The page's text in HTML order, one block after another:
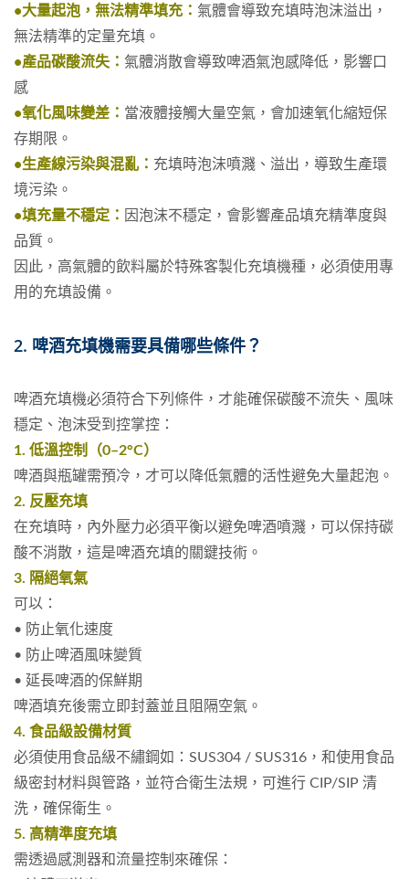
•大量起泡，無法精準填充： 氣體會導致充填時泡沫溢出，
無法精準的定量充填。
•產品碳酸流失： 氣體消散會導致啤酒氣泡感降低，影響口
感
•氧化風味變差： 當液體接觸大量空氣，會加速氧化縮短保
存期限。
•生產線污染與混亂： 充填時泡沫噴濺、溢出，導致生產環
境污染。
•填充量不穩定： 因泡沫不穩定，會影響產品填充精準度與
品質。
因此，高氣體的飲料屬於特殊客製化充填機種，必須使用專
用的充填設備。
2. 啤酒充填機需要具備哪些條件？
啤酒充填機必須符合下列條件，才能確保碳酸不流失、風味
穩定、泡沫受到控掌控：
1. 低溫控制（0–2°C）
啤酒與瓶罐需預冷，才可以降低氣體的活性避免大量起泡。
2. 反壓充填
在充填時，內外壓力必須平衡以避免啤酒噴濺，可以保持碳
酸不消散， 這是啤酒充填的關鍵技術。
3. 隔絕氧氣
可以：
• 防止氧化速度
• 防止啤酒風味變質
• 延長啤酒的保鮮期
啤酒填充後需立即封蓋並且阻隔空氣。
4. 食品級設備材質
必須使用食品級不繡鋼如：SUS304 / SUS316，和使用食品
級密封材料與管路，並符合衛生法規，可進行 CIP/SIP 清
洗，確保衛生。
5. 高精準度充填
需透過感測器和流量控制來確保：